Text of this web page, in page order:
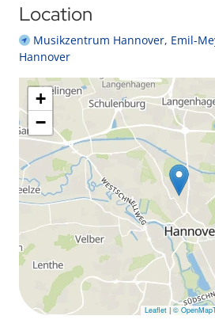
Location
Musikzentrum Hannover, Emil-
Hannover
+
−
Leaflet | ©